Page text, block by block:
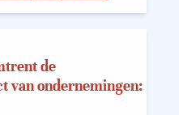
de
van ondernemingen: